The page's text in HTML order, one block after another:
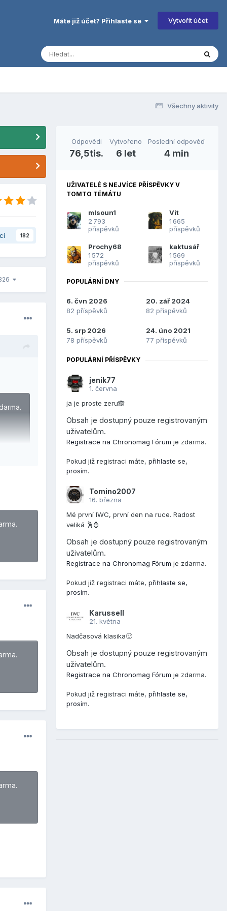
Máte již účet? Přihlaste se Vytvořit účet
Všechny aktivity
182
Odpovědi
76,5tis.
Vytvořeno
6 let
Poslední odpověď
4 min
UŽIVATELÉ S NEJVÍCE PŘÍSPĚVKY V
TOMTO TÉMÁTU
mlsoun1
2 793
příspěvků
Vit
1 665
příspěvků
Prochy68
1 572
příspěvků
kaktusář
1 569
příspěvků
POPULÁRNÍ DNY
6. čvn 2026
82 příspěvků
20. zář 2024
82 příspěvků
5. srp 2026
78 příspěvků
24. úno 2021
77 příspěvků
POPULÁRNÍ PŘÍSPĚVKY
jenik77
1. června
ja je proste zeru🙈
Obsah je dostupný pouze registrovaným
uživatelům.
Registrace na Chronomag Fórum je zdarma.
Pokud již registraci máte, přihlaste se,
prosím.
Tomino2007
16. března
Mé první IWC, první den na ruce. Radost
veliká 🕺⌚
Obsah je dostupný pouze registrovaným
uživatelům.
Registrace na Chronomag Fórum je zdarma.
Pokud již registraci máte, přihlaste se,
prosím.
Karussell
21. května
Nadčasová klasika🙂
Obsah je dostupný pouze registrovaným
uživatelům.
Registrace na Chronomag Fórum je zdarma.
Pokud již registraci máte, přihlaste se,
prosím.